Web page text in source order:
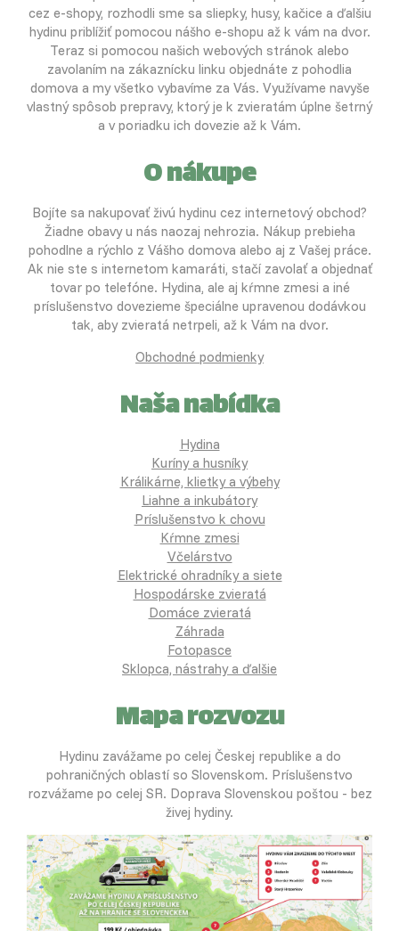
cez e-shopy, rozhodli sme sa sliepky, husy, kačice a ďalšiu
hydinu priblížiť pomocou nášho e-shopu až k vám na dvor.
Teraz si pomocou našich webových stránok alebo
zavolaním na zákaznícku linku objednáte z pohodlia
domova a my všetko vybavíme za Vás. Využívame navyše
vlastný spôsob prepravy, ktorý je k zvieratám úplne šetrný
a v poriadku ich dovezie až k Vám.
O nákupe
Bojíte sa nakupovať živú hydinu cez internetový obchod?
Žiadne obavy u nás naozaj nehrozia. Nákup prebieha
pohodlne a rýchlo z Vášho domova alebo aj z Vašej práce.
Ak nie ste s internetom kamaráti, stačí zavolať a objednať
tovar po telefóne. Hydina, ale aj kŕmne zmesi a iné
príslušenstvo dovezieme špeciálne upravenou dodávkou
tak, aby zvieratá netrpeli, až k Vám na dvor.
Obchodné podmienky
Naša nabídka
Hydina
Kuríny a husníky
Králikárne, klietky a výbehy
Liahne a inkubátory
Príslušenstvo k chovu
Kŕmne zmesi
Včelárstvo
Elektrické ohradníky a siete
Hospodárske zvieratá
Domáce zvieratá
Záhrada
Fotopasce
Sklopca, nástrahy a ďalšie
Mapa rozvozu
Hydinu zavážame po celej Českej republike a do
pohraničných oblastí so Slovenskom. Príslušenstvo
rozvážame po celej SR. Doprava Slovenskou poštou - bez
živej hydiny.